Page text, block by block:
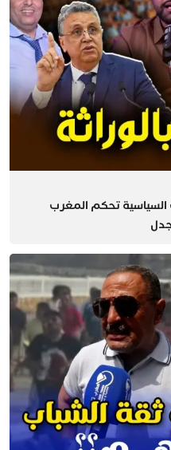
السياسية تحكم المغرب